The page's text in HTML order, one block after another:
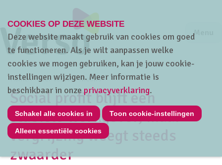
Jump
Menu
Home Over Verso Nieuws
Social profit blijft een
stabiele werkgever, maar
vergrijzing weegt steeds
zwaarder
COOKIES OP DEZE WEBSITE
Deze website maakt gebruik van cookies om goed
te functioneren. Als je wilt aanpassen welke
cookies we mogen gebruiken, kan je jouw cookie-
instellingen wijzigen. Meer informatie is
beschikbaar in onzeprivacyverklaring.
Schakel alle cookies in Toon cookie-instellingen
Alleen essentiële cookies